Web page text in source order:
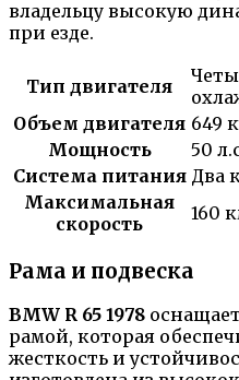
владельцу высокую
при езде.
Тип двигателя
Объем двигателя 649
Мощность
50
Система питания Два
Максимальная
скорость
160
Рама и подвеска
BMW R 65 1978
рамой, которая
жесткость и